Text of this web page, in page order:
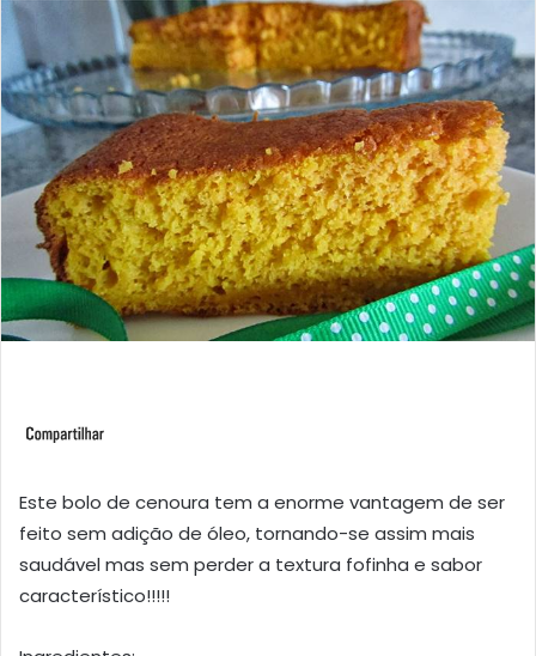
Este bolo de cenoura tem a enorme vantagem de ser
feito sem adição de óleo, tornando-se assim mais
saudável mas sem perder a textura fofinha e sabor
característico!!!!!